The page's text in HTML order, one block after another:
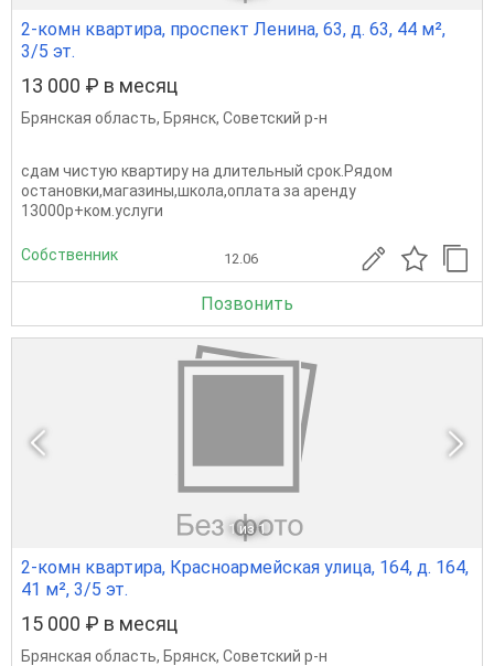
2-комн квартира, проспект Ленина, 63, д. 63, 44 м²,
3/5 эт.
13 000 ₽ в месяц
Брянская область, Брянск, Советский р-н
сдам чистую квартиру на длительный срок.Рядом
остановки,магазины,школа,оплата за аренду
13000р+ком.услуги
Собственник 12.06
Позвонить
1 из 1
2-комн квартира, Красноармейская улица, 164, д. 164,
41 м², 3/5 эт.
15 000 ₽ в месяц
Брянская область, Брянск, Советский р-н